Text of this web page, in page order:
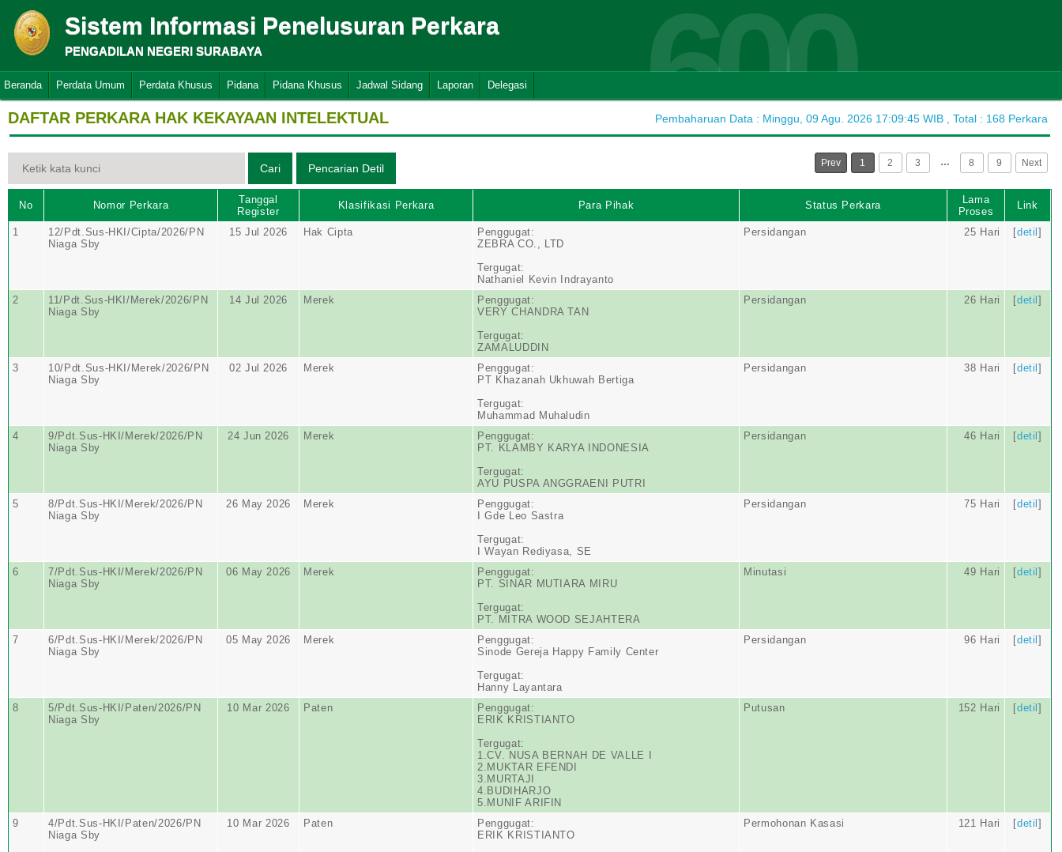
Sistem Informasi Penelusuran Perkara
PENGADILAN NEGERI SURABAYA 600
Beranda Perdata Umum Perdata Khusus Pidana Pidana Khusus Jadwal Sidang Laporan Delegasi
DAFTAR PERKARA HAK KEKAYAAN INTELEKTUAL Pembaharuan Data : Minggu, 09 Agu. 2026 17:09:45 WIB , Total : 168 Perkara
Prev 1 2 3 … 8 9 Next
No Nomor Perkara
Tanggal
Register
Klasifikasi Perkara Para Pihak Status Perkara
Lama
Proses
Link
1
12/Pdt.Sus-HKI/Cipta/2026/PN
Niaga Sby
15 Jul 2026 Hak Cipta
Penggugat:
ZEBRA CO., LTD
Tergugat:
Nathaniel Kevin Indrayanto
Persidangan 25 Hari [detil]
2
11/Pdt.Sus-HKI/Merek/2026/PN
Niaga Sby
14 Jul 2026 Merek
Penggugat:
VERY CHANDRA TAN
Tergugat:
ZAMALUDDIN
Persidangan 26 Hari [detil]
3
10/Pdt.Sus-HKI/Merek/2026/PN
Niaga Sby
02 Jul 2026 Merek
Penggugat:
PT Khazanah Ukhuwah Bertiga
Tergugat:
Muhammad Muhaludin
Persidangan 38 Hari [detil]
4
9/Pdt.Sus-HKI/Merek/2026/PN
Niaga Sby
24 Jun 2026 Merek
Penggugat:
PT. KLAMBY KARYA INDONESIA
Tergugat:
AYU PUSPA ANGGRAENI PUTRI
Persidangan 46 Hari [detil]
5
8/Pdt.Sus-HKI/Merek/2026/PN
Niaga Sby
26 May 2026 Merek
Penggugat:
I Gde Leo Sastra
Tergugat:
I Wayan Rediyasa, SE
Persidangan 75 Hari [detil]
6
7/Pdt.Sus-HKI/Merek/2026/PN
Niaga Sby
06 May 2026 Merek
Penggugat:
PT. SINAR MUTIARA MIRU
Tergugat:
PT. MITRA WOOD SEJAHTERA
Minutasi 49 Hari [detil]
7
6/Pdt.Sus-HKI/Merek/2026/PN
Niaga Sby
05 May 2026 Merek
Penggugat:
Sinode Gereja Happy Family Center
Tergugat:
Hanny Layantara
Persidangan 96 Hari [detil]
8
5/Pdt.Sus-HKI/Paten/2026/PN
Niaga Sby
10 Mar 2026 Paten
Penggugat:
ERIK KRISTIANTO
Tergugat:
1.CV. NUSA BERNAH DE VALLE I
2.MUKTAR EFENDI
3.MURTAJI
4.BUDIHARJO
5.MUNIF ARIFIN
Putusan 152 Hari [detil]
9
4/Pdt.Sus-HKI/Paten/2026/PN
Niaga Sby
10 Mar 2026 Paten
Penggugat:
ERIK KRISTIANTO
Permohonan Kasasi 121 Hari [detil]